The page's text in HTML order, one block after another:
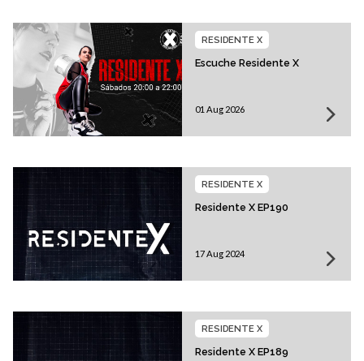
Escuche Residente X
RESIDENTE X
01 Aug 2026
Residente X EP190
RESIDENTE X
17 Aug 2024
Residente X EP189
RESIDENTE X